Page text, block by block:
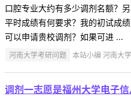
口腔专业大约有多少调剂名额？
平时成绩有何要求？我的初试成
可以申请贵校调剂？如果可进 ...
河南大学考研问题 本站小编 河南大
调剂一志愿是福州大学电子